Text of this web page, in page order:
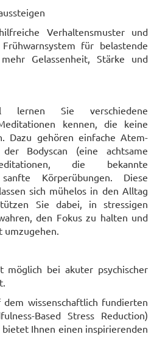
Verhaltensmuster und
für belastende
Gelassenheit, Stärke und
lernen Sie verschiedene
kennen, die keine
Dazu gehören einfache Atem-
Bodyscan (eine achtsame
die bekannte
Körperübungen. Diese
sich mühelos in den Alltag
Sie dabei, in stressigen
den Fokus zu halten und
umzugehen.
möglich bei akuter psychischer
dem wissenschaftlich fundierten
Based Stress Reduction)
bietet Ihnen einen inspirierenden